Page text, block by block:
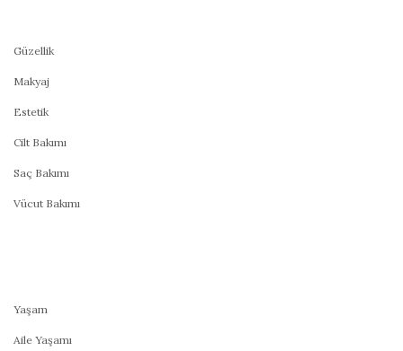
Güzellik
Makyaj
Estetik
Cilt Bakımı
Saç Bakımı
Vücut Bakımı
Yaşam
Aile Yaşamı